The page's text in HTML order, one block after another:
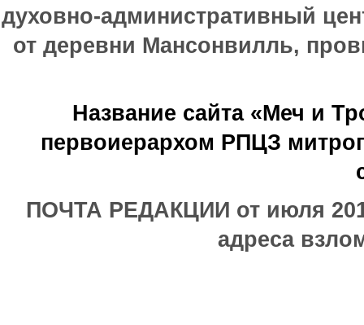
духовно-административный
от деревни Мансонвилль,
Название сайта «Меч и
первоиерархом РПЦЗ
ПОЧТА РЕДАКЦИИ от июля
адреса